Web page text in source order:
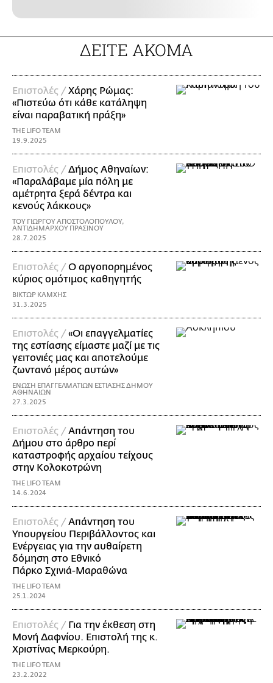
ΔΕΙΤΕ ΑΚΟΜΑ
Επιστολές /Χάρης Ρώμας:
«Πιστεύω ότι κάθε κατάληψη
είναι παραβατική πράξη»
THE LIFO TEAM
19.9.2025
Επιστολές /Δήμος Αθηναίων:
«Παραλάβαμε μία πόλη με
αμέτρητα ξερά δέντρα και
κενούς λάκκους»
ΤΟΥ ΓΙΩΡΓΟΥ ΑΠΟΣΤΟΛΟΠΟΥΛΟΥ,
ΑΝΤΙΔΗΜΑΡΧΟΥ ΠΡΑΣΙΝΟΥ
28.7.2025
Επιστολές /Ο αργοπορημένος
κύριος ομότιμος καθηγητής
ΒΙΚΤΩΡ ΚΑΜΧΗΣ
31.3.2025
Επιστολές /«Οι επαγγελματίες
της εστίασης είμαστε μαζί με τις
γειτονιές μας και αποτελούμε
ζωντανό μέρος αυτών»
ΕΝΩΣΗ ΕΠΑΓΓΕΛΜΑΤΙΩΝ ΕΣΤΙΑΣΗΣ ΔΗΜΟΥ
ΑΘΗΝΑΙΩΝ
27.3.2025
Επιστολές /Απάντηση του
Δήμου στο άρθρο περί
καταστροφής αρχαίου τείχους
στην Κολοκοτρώνη
THE LIFO TEAM
14.6.2024
Επιστολές /Απάντηση του
Υπουργείου Περιβάλλοντος και
Ενέργειας για την αυθαίρετη
δόμηση στο Εθνικό
Πάρκο Σχινιά-Μαραθώνα
THE LIFO TEAM
25.1.2024
Επιστολές / Για την έκθεση στη
Μονή Δαφνίου. Επιστολή της κ.
Χριστίνας Μερκούρη.
THE LIFO TEAM
23.2.2022